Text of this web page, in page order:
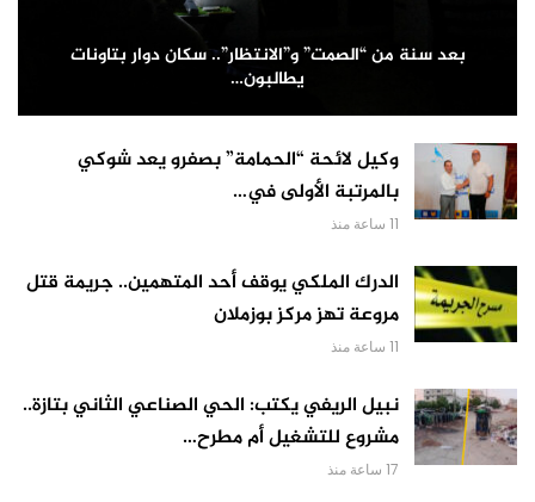
بعد سنة من “الصمت” و”الانتظار”.. سكان دوار بتاونات
يطالبون…
وكيل لائحة “الحمامة” بصفرو يعد شوكي
بالمرتبة الأولى في…
11 ساعة منذ
الدرك الملكي يوقف أحد المتهمين.. جريمة قتل
مروعة تهز مركز بوزملان
11 ساعة منذ
نبيل الريفي يكتب: الحي الصناعي الثاني بتازة..
مشروع للتشغيل أم مطرح…
17 ساعة منذ